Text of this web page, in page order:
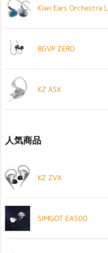
Kiwi Ears Orchestra
BGVP ZERO
KZ ASX
人気商品
KZ ZVX
SIMGOT EA500